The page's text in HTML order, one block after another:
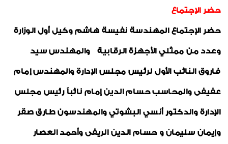
حضر الإجتماع
حضر الإجتماع المهندسة نفيسة هاشم وكيل أول الوزارة
وعدد من ممثلي الأجهزة الرقابية والمهندس سيد
فاروق النائب الأول لرئيس مجلس الإدارة والمهندس إمام
عفيفى والمحاسب حسام الدين إمام نائباً رئيس مجلس
الإدارة والدكتور أنسي البشوتي والمهندسون طارق صقر
وإيمان سليمان و حسام الدين الريفى وأحمد العصار